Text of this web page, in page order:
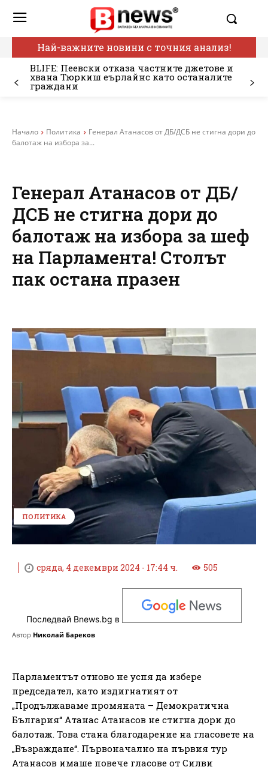
Най-важните новини с точния анализ!
BLIFE: Пеевски отказа частните джетове и
хвана Тюркиш еърлайнс като останалите
граждани
Начало Политика
Генерал Атанасов от ДБ/ДСБ не стигна дори до
балотаж на избора за...
Генерал Атанасов от ДБ/
ДСБ не стигна дори до
балотаж на избора за шеф
на Парламента! Столът
пак остана празен
ПОЛИТИКА
сряда, 4 декември 2024 - 17:44 ч. 505
Последвай Bnews.bg в
Автор Николай Бареков
Парламентът отново не успя да избере
председател, като издигнатият от
„Продължаваме промяната – Демократична
България“ Атанас Атанасов не стигна дори до
балотаж. Това стана благодарение на гласовете на
„Възраждане“. Първоначално на първия тур
Атанасов имаше повече гласове от Силви